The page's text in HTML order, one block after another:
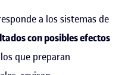
a los sistemas de
con posibles efectos
que preparan